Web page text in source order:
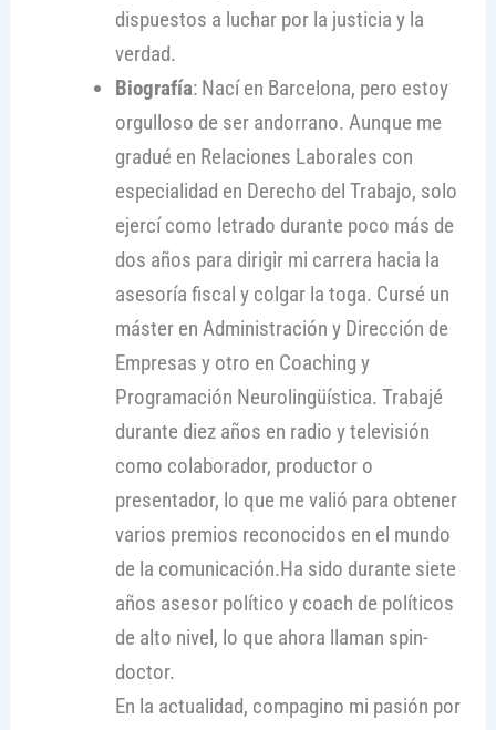
dispuestos a luchar por la justicia y la
verdad.
Biografía: Nací en Barcelona, pero estoy
orgulloso de ser andorrano. Aunque me
gradué en Relaciones Laborales con
especialidad en Derecho del Trabajo, solo
ejercí como letrado durante poco más de
dos años para dirigir mi carrera hacia la
asesoría fiscal y colgar la toga. Cursé un
máster en Administración y Dirección de
Empresas y otro en Coaching y
Programación Neurolingüística. Trabajé
durante diez años en radio y televisión
como colaborador, productor o
presentador, lo que me valió para obtener
varios premios reconocidos en el mundo
de la comunicación.Ha sido durante siete
años asesor político y coach de políticos
de alto nivel, lo que ahora llaman spin-
doctor.
En la actualidad, compagino mi pasión por